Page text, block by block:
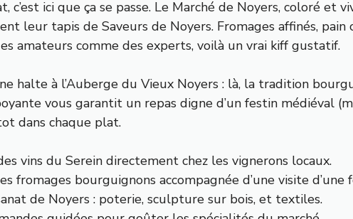
c’est ici que ça se passe. Le Marché de Noyers, coloré
leur tapis de Saveurs de Noyers. Fromages affinés,
amateurs comme des experts, voilà un vrai kiff gustatif.
halte à l’Auberge du Vieux Noyers : là, la tradition
vous garantit un repas digne d’un festin médiéval
dans chaque plat.
vins du Serein directement chez les vignerons locaux.
fromages bourguignons accompagnée d’une visite d’une
de Noyers : poterie, sculpture sur bois, et textiles.